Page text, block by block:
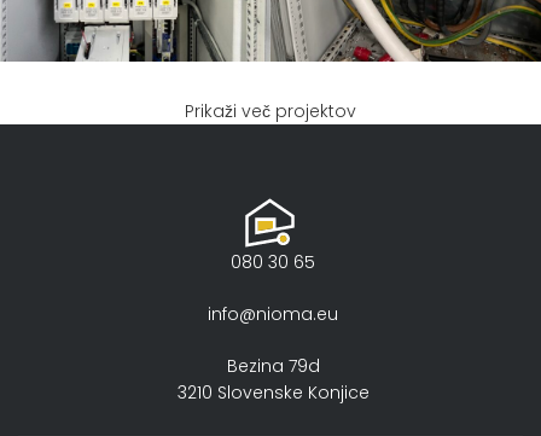
INMOBIL SB-PMO
PRODEX Petrovče – 170
Prikaži več projektov
080 30 65
info@nioma.eu
Bezina 79d
3210 Slovenske Konjice